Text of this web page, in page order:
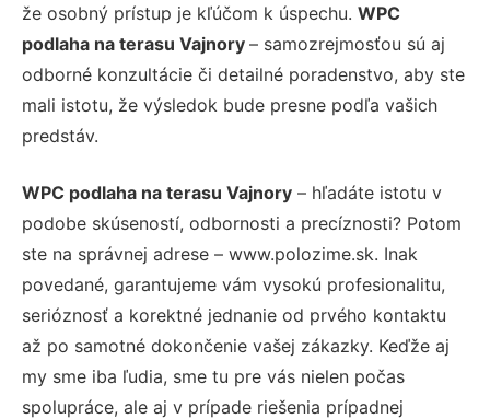
že osobný prístup je kľúčom k úspechu. WPC
podlaha na terasu Vajnory – samozrejmosťou sú aj
odborné konzultácie či detailné poradenstvo, aby ste
mali istotu, že výsledok bude presne podľa vašich
predstáv.
WPC podlaha na terasu Vajnory – hľadáte istotu v
podobe skúseností, odbornosti a precíznosti? Potom
ste na správnej adrese – www.polozime.sk. Inak
povedané, garantujeme vám vysokú profesionalitu,
serióznosť a korektné jednanie od prvého kontaktu
až po samotné dokončenie vašej zákazky. Keďže aj
my sme iba ľudia, sme tu pre vás nielen počas
spolupráce, ale aj v prípade riešenia prípadnej